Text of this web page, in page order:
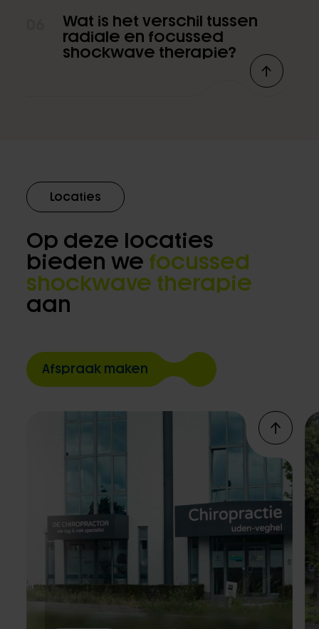
Wat is het verschil tussen
radiale en focussed
shockwave therapie?
Locaties
Op deze locaties
bieden we focussed
shockwave therapie
aan
Afspraak maken